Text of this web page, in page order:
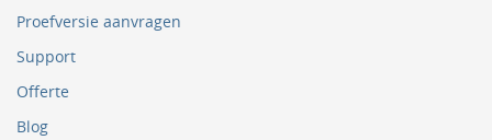
Proefversie aanvragen
Support
Offerte
Blog